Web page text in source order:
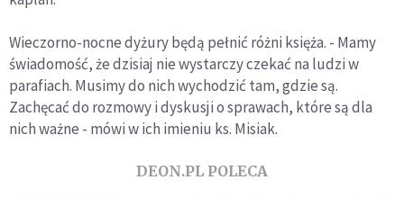
Wieczorno-nocne dyżury będą pełnić różni księża. - Mamy
świadomość, że dzisiaj nie wystarczy czekać na ludzi w
parafiach. Musimy do nich wychodzić tam, gdzie są.
Zachęcać do rozmowy i dyskusji o sprawach, które są dla
nich ważne - mówi w ich imieniu ks. Misiak.
DEON.PL POLECA